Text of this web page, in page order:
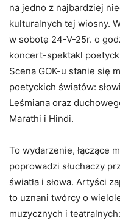
na jedno z najbardziej
kulturalnych tej wiosny.
w sobotę 24-V-25r. o
koncert-spektakl
Scena GOK-u stanie się
poetyckich światów:
Leśmiana oraz
Marathi i Hindi.
To wydarzenie, łączące
poprowadzi słuchaczy
światła i słowa. Artyści
to uznani twórcy o
muzycznych i teatralnych: